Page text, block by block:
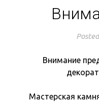
Внимание
Мастерская